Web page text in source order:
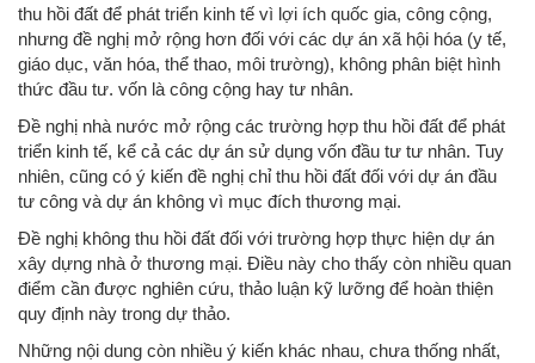
thu hồi đất để phát triển kinh tế vì lợi ích quốc gia, công cộng,
nhưng đề nghị mở rộng hơn đối với các dự án xã hội hóa (y tế,
giáo dục, văn hóa, thể thao, môi trường), không phân biệt hình
thức đầu tư. vốn là công cộng hay tư nhân.
Đề nghị nhà nước mở rộng các trường hợp thu hồi đất để phát
triển kinh tế, kể cả các dự án sử dụng vốn đầu tư tư nhân. Tuy
nhiên, cũng có ý kiến ​​đề nghị chỉ thu hồi đất đối với dự án đầu
tư công và dự án không vì mục đích thương mại.
Đề nghị không thu hồi đất đối với trường hợp thực hiện dự án
xây dựng nhà ở thương mại. Điều này cho thấy còn nhiều quan
điểm cần được nghiên cứu, thảo luận kỹ lưỡng để hoàn thiện
quy định này trong dự thảo.
Những nội dung còn nhiều ý kiến ​​khác nhau, chưa thống nhất,